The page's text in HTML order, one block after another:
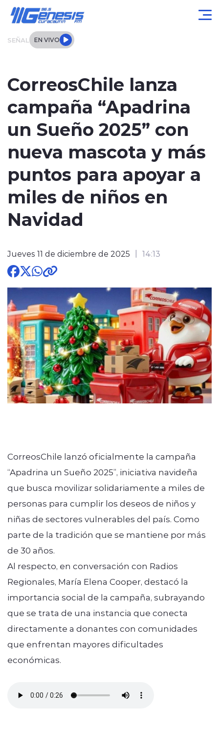
SEÑAL EN VIVO
Regional
Internacional
Entrevistas
Deportes
modo claro
CorreosChile lanza
campaña “Apadrina
un Sueño 2025” con
nueva mascota y más
puntos para apoyar a
miles de niños en
Navidad
Jueves 11 de diciembre de 2025 14:13
CorreosChile lanzó oficialmente la campaña
“Apadrina un Sueño 2025”, iniciativa navideña
que busca movilizar solidariamente a miles de
personas para cumplir los deseos de niños y
niñas de sectores vulnerables del país. Como
parte de la tradición que se mantiene por más
de 30 años.
Al respecto, en conversación con Radios
Regionales, María Elena Cooper, destacó la
importancia social de la campaña, subrayando
que se trata de una instancia que conecta
directamente a donantes con comunidades
que enfrentan mayores dificultades
económicas.